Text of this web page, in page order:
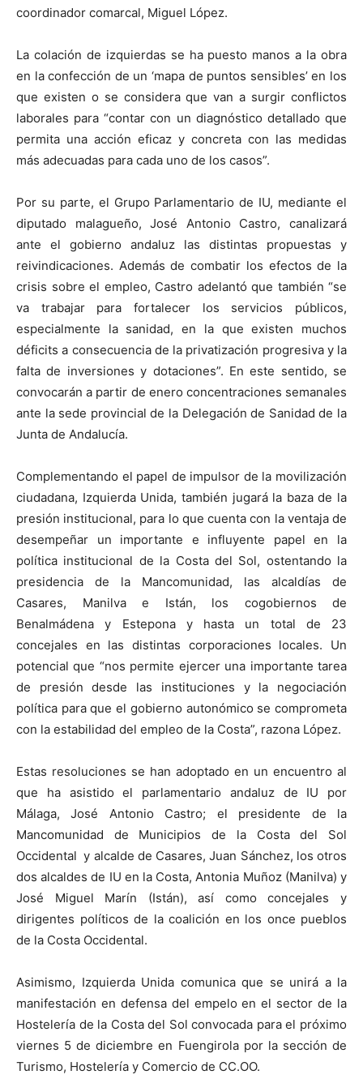
coordinador comarcal, Miguel López.
La colación de izquierdas se ha puesto manos a la obra
en la confección de un ‘mapa de puntos sensibles’ en los
que existen o se considera que van a surgir conflictos
laborales para “contar con un diagnóstico detallado que
permita una acción eficaz y concreta con las medidas
más adecuadas para cada uno de los casos”.
Por su parte, el Grupo Parlamentario de IU, mediante el
diputado malagueño, José Antonio Castro, canalizará
ante el gobierno andaluz las distintas propuestas y
reivindicaciones. Además de combatir los efectos de la
crisis sobre el empleo, Castro adelantó que también “se
va trabajar para fortalecer los servicios públicos,
especialmente la sanidad, en la que existen muchos
déficits a consecuencia de la privatización progresiva y la
falta de inversiones y dotaciones”. En este sentido, se
convocarán a partir de enero concentraciones semanales
ante la sede provincial de la Delegación de Sanidad de la
Junta de Andalucía.
Complementando el papel de impulsor de la movilización
ciudadana, Izquierda Unida, también jugará la baza de la
presión institucional, para lo que cuenta con la ventaja de
desempeñar un importante e influyente papel en la
política institucional de la Costa del Sol, ostentando la
presidencia de la Mancomunidad, las alcaldías de
Casares, Manilva e Istán, los cogobiernos de
Benalmádena y Estepona y hasta un total de 23
concejales en las distintas corporaciones locales. Un
potencial que “nos permite ejercer una importante tarea
de presión desde las instituciones y la negociación
política para que el gobierno autonómico se comprometa
con la estabilidad del empleo de la Costa”, razona López.
Estas resoluciones se han adoptado en un encuentro al
que ha asistido el parlamentario andaluz de IU por
Málaga, José Antonio Castro; el presidente de la
Mancomunidad de Municipios de la Costa del Sol
Occidental y alcalde de Casares, Juan Sánchez, los otros
dos alcaldes de IU en la Costa, Antonia Muñoz (Manilva) y
José Miguel Marín (Istán), así como concejales y
dirigentes políticos de la coalición en los once pueblos
de la Costa Occidental.
Asimismo, Izquierda Unida comunica que se unirá a la
manifestación en defensa del empelo en el sector de la
Hostelería de la Costa del Sol convocada para el próximo
viernes 5 de diciembre en Fuengirola por la sección de
Turismo, Hostelería y Comercio de CC.OO.